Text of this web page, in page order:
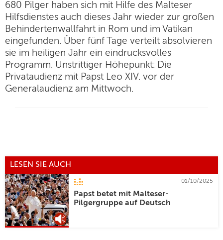
680 Pilger haben sich mit Hilfe des Malteser
Hilfsdienstes auch dieses Jahr wieder zur großen
Behindertenwallfahrt in Rom und im Vatikan
eingefunden. Über fünf Tage verteilt absolvieren
sie im heiligen Jahr ein eindrucksvolles
Programm. Unstrittiger Höhepunkt: Die
Privataudienz mit Papst Leo XIV. vor der
Generalaudienz am Mittwoch.
LESEN SIE AUCH
01/10/2025
Papst betet mit Malteser-
Pilgergruppe auf Deutsch